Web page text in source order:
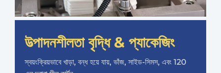
উত্পাদনশীলতা বৃদ্ধি & প্যাকেজিং
স্বয়ংক্রিয়ভাবে খাড়া, বন্ধ হয়ে যায়, ভাঁজ, সাইড-সিমস, এবং 120